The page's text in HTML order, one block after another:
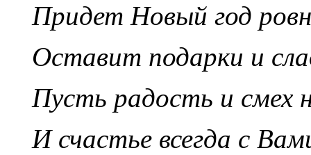
Придет Новый год
Оставит подарки и
Пусть радость и смех
И счастье всегда с